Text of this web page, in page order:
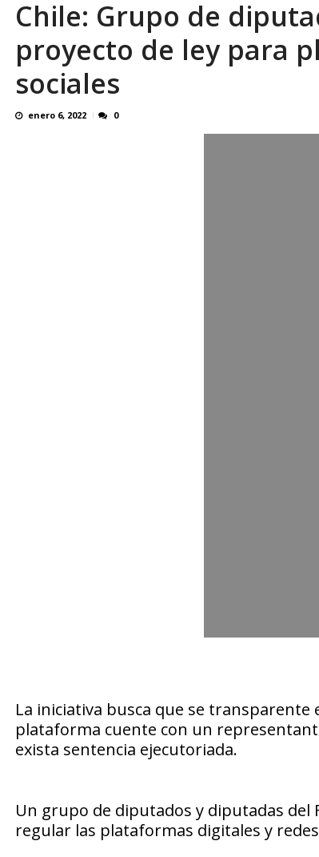
Chile: Grupo de
proyecto de ley para
sociales
enero 6, 2022 0
La iniciativa busca que se
plataforma cuente con un
exista sentencia ejecutoriada.
Un grupo de diputados y diputadas
regular las plataformas digitales y